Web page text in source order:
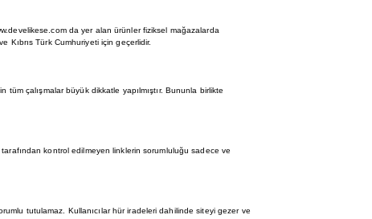
da yer alan ürünler fiziksel mağazalarda
Kıbrıs Türk Cumhuriyeti için geçerlidir.
çalışmalar büyük dikkatle yapılmıştır. Bununla birlikte
kontrol edilmeyen linklerin sorumluluğu sadece ve
tutulamaz. Kullanıcılar hür iradeleri dahilinde siteyi gezer ve